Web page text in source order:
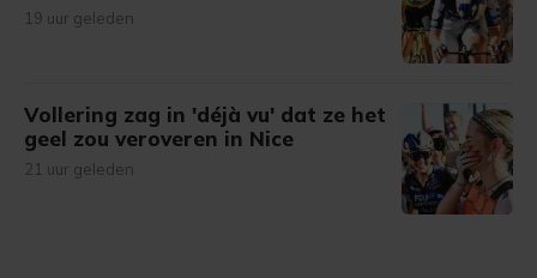
19 uur geleden
Vollering zag in 'déjà vu' dat ze het
geel zou veroveren in Nice
21 uur geleden